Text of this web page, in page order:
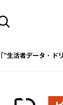
「"生活者データ・ド